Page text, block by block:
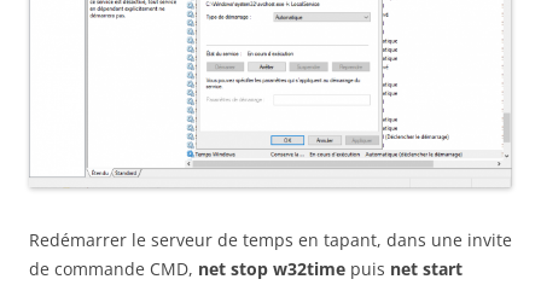
Redémarrer le serveur de temps en tapant, dans une invite
de commande CMD, net stop w32time puis net start